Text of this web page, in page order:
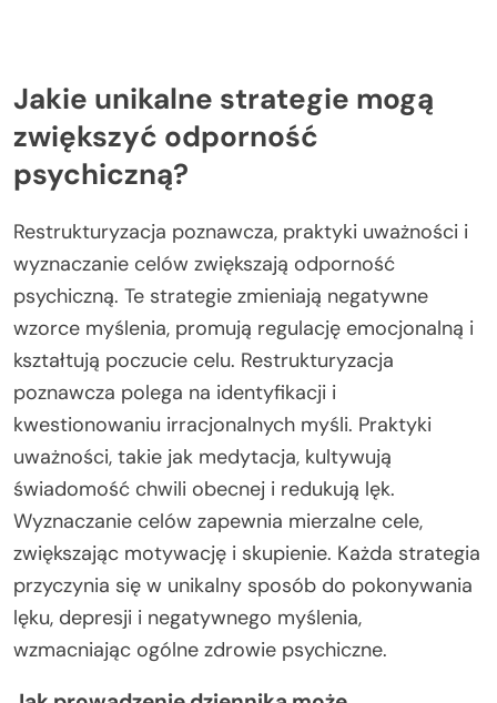
Jakie unikalne strategie mogą
zwiększyć odporność
psychiczną?
Restrukturyzacja poznawcza, praktyki uważności i
wyznaczanie celów zwiększają odporność
psychiczną. Te strategie zmieniają negatywne
wzorce myślenia, promują regulację emocjonalną i
kształtują poczucie celu. Restrukturyzacja
poznawcza polega na identyfikacji i
kwestionowaniu irracjonalnych myśli. Praktyki
uważności, takie jak medytacja, kultywują
świadomość chwili obecnej i redukują lęk.
Wyznaczanie celów zapewnia mierzalne cele,
zwiększając motywację i skupienie. Każda strategia
przyczynia się w unikalny sposób do pokonywania
lęku, depresji i negatywnego myślenia,
wzmacniając ogólne zdrowie psychiczne.